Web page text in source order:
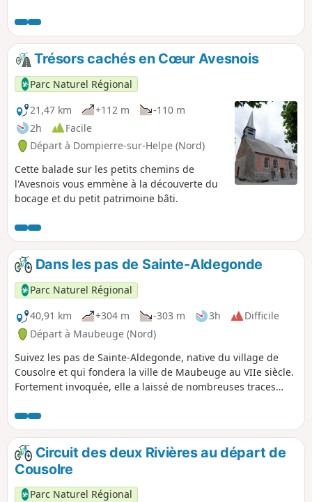
Trésors cachés en Cœur Avesnois
Parc Naturel Régional
21,47 km
+112 m
-110 m
2h
Facile
Départ à Dompierre-sur-Helpe (Nord)
Cette balade sur les petits chemins de
l'Avesnois vous emmène à la découverte du
bocage et du petit patrimoine bâti.
Dans les pas de Sainte-Aldegonde
Parc Naturel Régional
40,91 km
+304 m -303 m 3h
Difficile
Départ à Maubeuge (Nord)
Suivez les pas de Sainte-Aldegonde, native du village de
Cousolre et qui fondera la ville de Maubeuge au VIIe siècle.
Fortement invoquée, elle a laissé de nombreuses traces
panorama et de beaux dénivelés !
Circuit des deux Rivières au départ de
Cousolre
Parc Naturel Régional